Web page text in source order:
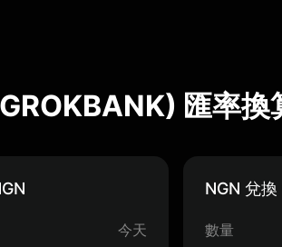
匯率換
今天
NGN 兌
數量